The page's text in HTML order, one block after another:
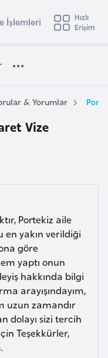
e
İşlemleri
Hızlı
Erişim
& Yorumlar
Vize
Portekiz aile
yakın verildiği
göre
yaptı onun
hakkında bilgi
arayışındayım,
uzun zamandır
dolayı sizi tercih
Teşekkürler,